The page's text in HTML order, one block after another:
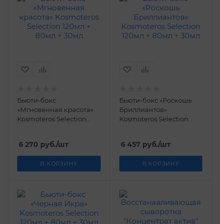
Бьюти-бокс
«Мгновенная красота»
Kosmoteros Selection
6 270 руб./шт
В КОРЗИНУ
Бьюти-бокс «Роскошь
Бриллиантов»
Kosmoteros Selection
6 457 руб./шт
В КОРЗИНУ